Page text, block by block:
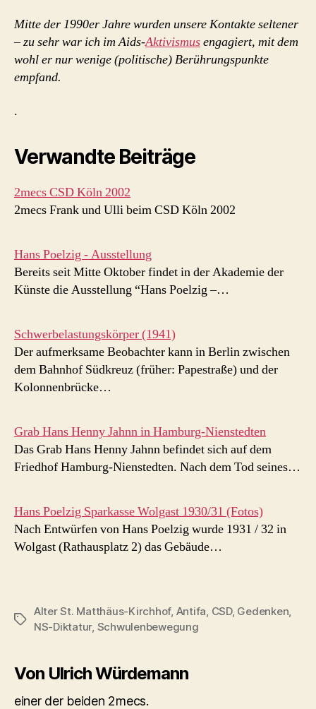
Mitte der 1990er Jahre wurden unsere Kontakte seltener
– zu sehr war ich im Aids-Aktivismusengagiert, mit dem
wohl er nur wenige (politische) Berührungspunkte
empfand.
.
Verwandte Beiträge
2mecs CSD Köln 2002
2mecs Frank und Ulli beim CSD Köln 2002
Hans Poelzig - Ausstellung
Bereits seit Mitte Oktober findet in der Akademie der
Künste die Ausstellung “Hans Poelzig –…
Schwerbelastungskörper (1941)
Der aufmerksame Beobachter kann in Berlin zwischen
dem Bahnhof Südkreuz (früher: Papestraße) und der
Kolonnenbrücke…
Grab Hans Henny Jahnn in Hamburg-Nienstedten
Das Grab Hans Henny Jahnn befindet sich auf dem
Friedhof Hamburg-Nienstedten. Nach dem Tod seines…
Hans Poelzig Sparkasse Wolgast 1930/31 (Fotos)
Nach Entwürfen von Hans Poelzig wurde 1931 / 32 in
Wolgast (Rathausplatz 2) das Gebäude…
Schlagwörter
Alter St. Matthäus-Kirchhof, Antifa, CSD, Gedenken,
NS-Diktatur, Schwulenbewegung
Von Ulrich Würdemann
einer der beiden 2mecs.